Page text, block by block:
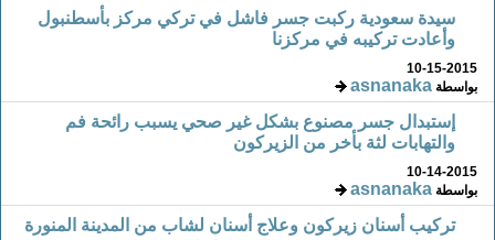
سيدة سعودية ركبت جسر فاشل في تركي مركز بأسطنبول
وأعادت تركيبه في مركزنا
10-15-2015
بواسطةasnanaka
إستبدال جسر مصنوع بشكل غير صحي يسبب رائحة فم
والتهابات لثة بأخر من الزيركون
10-14-2015
بواسطةasnanaka
تركيب أسنان زيركون وعلاج أسنان لشاب من المدينة المنورة